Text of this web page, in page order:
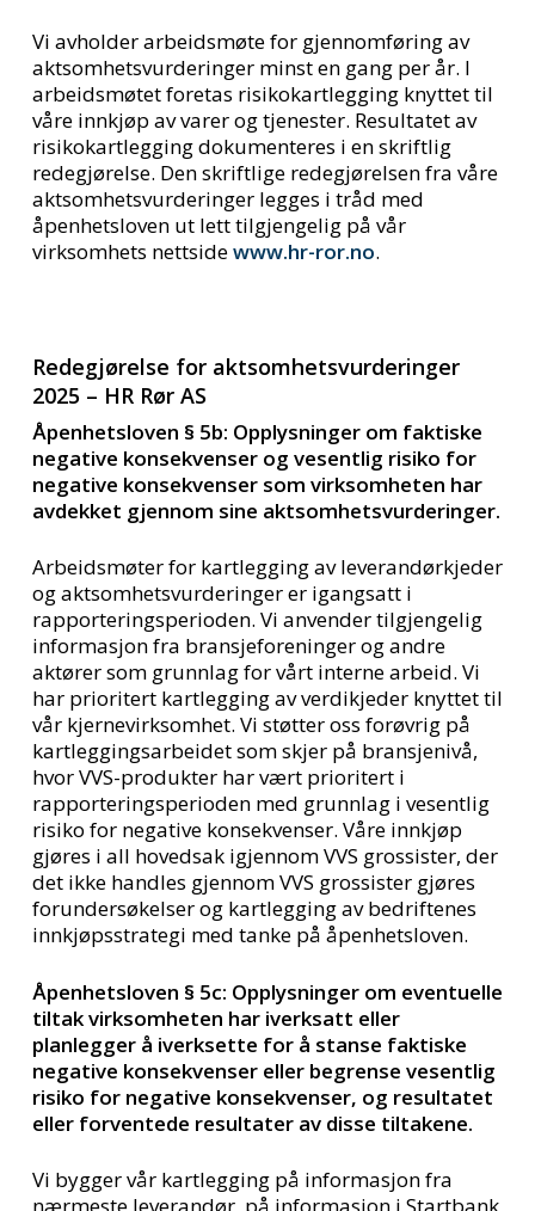
Vi avholder arbeidsmøte for gjennomføring av
aktsomhetsvurderinger minst en gang per år. I
arbeidsmøtet foretas risikokartlegging knyttet til
våre innkjøp av varer og tjenester. Resultatet av
risikokartlegging dokumenteres i en skriftlig
redegjørelse. Den skriftlige redegjørelsen fra våre
aktsomhetsvurderinger legges i tråd med
åpenhetsloven ut lett tilgjengelig på vår
virksomhets nettsidewww.hr-ror.no.
Redegjørelse for aktsomhetsvurderinger
2025 – HR Rør AS
Åpenhetsloven § 5b: Opplysninger om faktiske
negative konsekvenser og vesentlig risiko for
negative konsekvenser som virksomheten har
avdekket gjennom sine aktsomhetsvurderinger.
Arbeidsmøter for kartlegging av leverandørkjeder
og aktsomhetsvurderinger er igangsatt i
rapporteringsperioden. Vi anvender tilgjengelig
informasjon fra bransjeforeninger og andre
aktører som grunnlag for vårt interne arbeid. Vi
har prioritert kartlegging av verdikjeder knyttet til
vår kjernevirksomhet. Vi støtter oss forøvrig på
kartleggingsarbeidet som skjer på bransjenivå,
hvor VVS-produkter har vært prioritert i
rapporteringsperioden med grunnlag i vesentlig
risiko for negative konsekvenser. Våre innkjøp
gjøres i all hovedsak igjennom VVS grossister, der
det ikke handles gjennom VVS grossister gjøres
forundersøkelser og kartlegging av bedriftenes
innkjøpsstrategi med tanke på åpenhetsloven.
Åpenhetsloven § 5c: Opplysninger om eventuelle
tiltak virksomheten har iverksatt eller
planlegger å iverksette for å stanse faktiske
negative konsekvenser eller begrense vesentlig
risiko for negative konsekvenser, og resultatet
eller forventede resultater av disse tiltakene.
Vi bygger vår kartlegging på informasjon fra